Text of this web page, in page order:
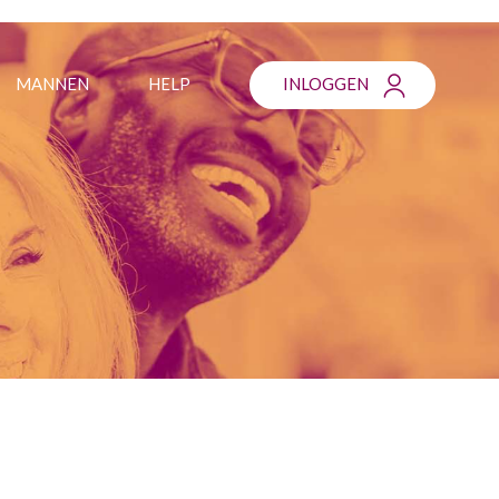
MANNEN HELP INLOGGEN